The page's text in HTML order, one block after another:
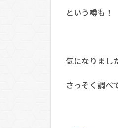
という噂も！
気になりまし
さっそく調べ